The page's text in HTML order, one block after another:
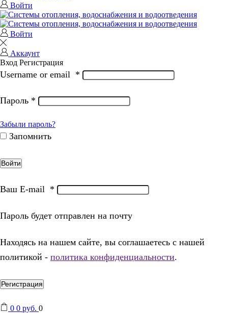
Войти
Войти
Аккаунт
Вход Регистрация
Username or email *
Пароль *
Забыли пароль?
Запомнить
Войти
Ваш E-mail *
Пароль будет отправлен на почту
Находясь на нашем сайте, вы соглашаетесь с нашей
политикой - политика конфиденциальности.
Регистрация
0 0 руб. 0